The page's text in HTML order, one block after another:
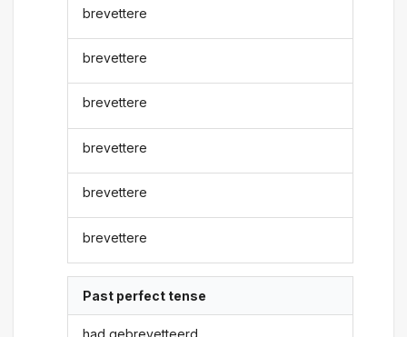
brevettere
brevettere
brevettere
brevettere
brevettere
brevettere
Past perfect tense